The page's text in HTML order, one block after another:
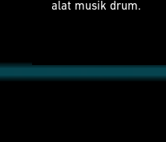
alat musik drum.